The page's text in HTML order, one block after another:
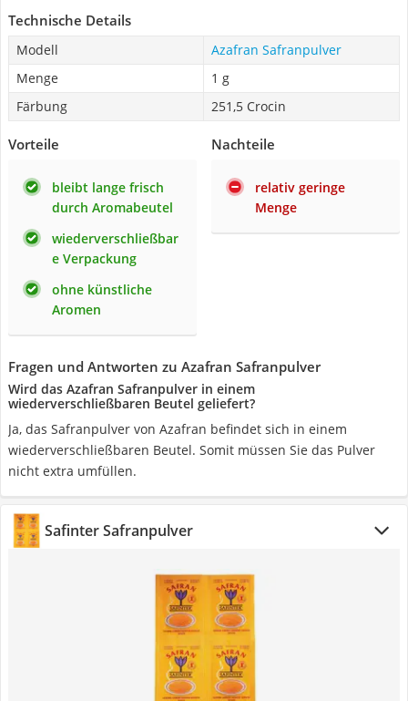
Technische Details
Modell
Azafran Safranpulver
Menge
1 g
Färbung
251,5 Crocin
Vorteile
bleibt lange frisch
durch Aromabeutel
wiederverschließbar
e Verpackung
ohne künstliche
Aromen
Nachteile
relativ geringe
Menge
Fragen und Antworten zu Azafran Safranpulver
Wird das Azafran Safranpulver in einem
wiederverschließbaren Beutel geliefert?
Ja, das Safranpulver von Azafran befindet sich in einem
wiederverschließbaren Beutel. Somit müssen Sie das Pulver
nicht extra umfüllen.
Safinter Safranpulver